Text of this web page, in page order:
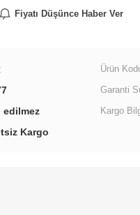
Fiyatı Düşünce Haber Ver
Ürün
Garanti
Kargo
Kargo